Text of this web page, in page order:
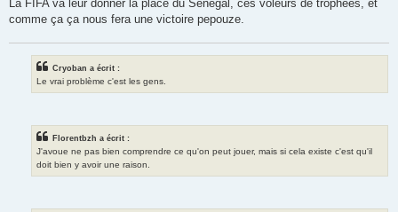
La FIFA va leur donner la place du Sénégal, ces voleurs de trophées, et
comme ça ça nous fera une victoire pepouze.
Cryoban a écrit :
Le vrai problème c'est les gens.
Florentbzh a écrit :
J'avoue ne pas bien comprendre ce qu'on peut jouer, mais si cela existe c'est qu'il
doit bien y avoir une raison.